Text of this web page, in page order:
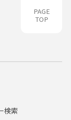
PAGE
TOP
検索